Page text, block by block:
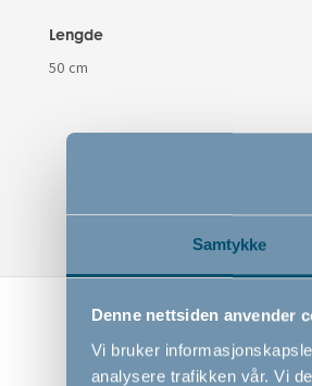
Samtykke
Denne nettsiden anvender
Vi bruker
analysere trafikken vår. Vi
Lengde
50 cm